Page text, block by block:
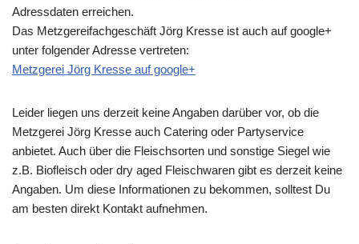
Adressdaten erreichen.
Das Metzgereifachgeschäft Jörg Kresse ist auch auf google+
unter folgender Adresse vertreten:
Metzgerei Jörg Kresse auf google+
Leider liegen uns derzeit keine Angaben darüber vor, ob die
Metzgerei Jörg Kresse auch Catering oder Partyservice
anbietet. Auch über die Fleischsorten und sonstige Siegel wie
z.B. Biofleisch oder dry aged Fleischwaren gibt es derzeit keine
Angaben. Um diese Informationen zu bekommen, solltest Du
am besten direkt Kontakt aufnehmen.